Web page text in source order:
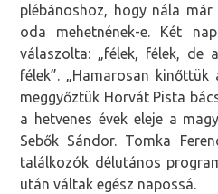
plébánoshoz, hogy nála
oda mehetnének-e. Két
válaszolta: „félek, félek, de
félek”. „Hamarosan
meggyőztük Horvát Pista
a hetvenes évek eleje a
Sebők Sándor. Tomka
találkozók délutános
után váltak egész napossá.